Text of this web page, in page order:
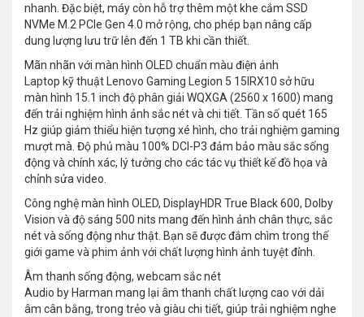
nhanh. Đặc biệt, máy còn hỗ trợ thêm một khe cắm SSD
NVMe M.2 PCIe Gen 4.0 mở rộng, cho phép bạn nâng cấp
dung lượng lưu trữ lên đến 1 TB khi cần thiết.
Mãn nhãn với màn hình OLED chuẩn màu điện ảnh
Laptop kỹ thuật Lenovo Gaming Legion 5 15IRX10 sở hữu
màn hình 15.1 inch độ phân giải WQXGA (2560 x 1600) mang
đến trải nghiệm hình ảnh sắc nét và chi tiết. Tần số quét 165
Hz giúp giảm thiểu hiện tượng xé hình, cho trải nghiệm gaming
mượt mà. Độ phủ màu 100% DCI-P3 đảm bảo màu sắc sống
động và chính xác, lý tưởng cho các tác vụ thiết kế đồ họa và
chỉnh sửa video.
Công nghệ màn hình OLED, DisplayHDR True Black 600, Dolby
Vision và độ sáng 500 nits mang đến hình ảnh chân thực, sắc
nét và sống động như thật. Bạn sẽ được đắm chìm trong thế
giới game và phim ảnh với chất lượng hình ảnh tuyệt đỉnh.
Âm thanh sống động, webcam sắc nét
Audio by Harman mang lại âm thanh chất lượng cao với dải
âm cân bằng, trong trẻo và giàu chi tiết, giúp trải nghiệm nghe